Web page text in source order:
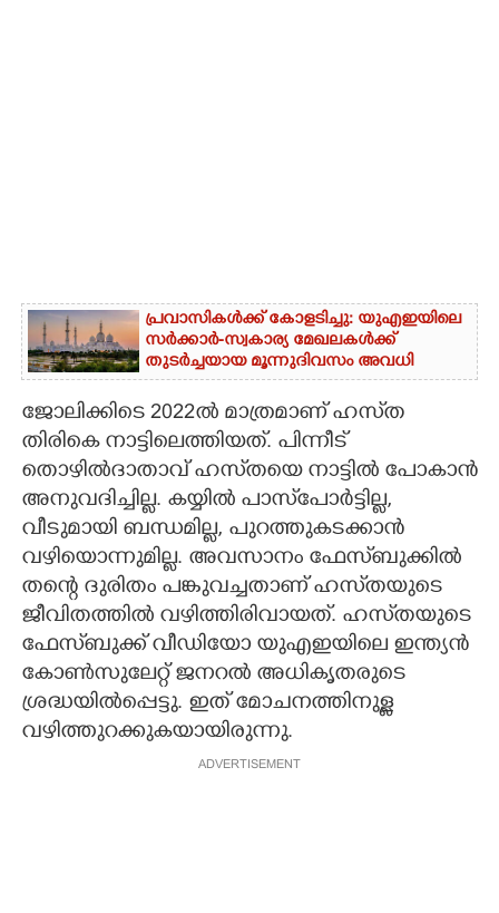
പ്രവാസികൾക്ക് കോളടിച്ചു: യുഎഇയിലെ
സർക്കാർ-സ്വകാര്യ മേഖലകൾക്ക്
തുടർച്ചയായ മൂന്നുദിവസം അവധി
ജോലിക്കിടെ 2022ൽ മാത്രമാണ് ഹസ്‌ത
തിരികെ നാട്ടിലെത്തിയത്. പിന്നീട്
തൊഴിൽദാതാവ് ഹസ്‌തയെ നാട്ടിൽ പോകാൻ
അനുവദിച്ചില്ല. കയ്യിൽ പാസ്‌പോർട്ടില്ല,
വീടുമായി ബന്ധമില്ല, പുറത്തുകടക്കാൻ
വഴിയൊന്നുമില്ല. അവസാനം ഫേസ്‌ബുക്കിൽ
തന്റെ ദുരിതം പങ്കുവച്ചതാണ് ഹസ്‌തയുടെ
ജീവിതത്തിൽ വഴിത്തിരിവായത്. ഹസ്‌തയുടെ
ഫേസ്‌ബുക്ക് വീഡിയോ യുഎഇയിലെ ഇന്ത്യൻ
കോൺസുലേറ്റ് ജനറൽ അധികൃതരുടെ
ശ്രദ്ധയിൽപ്പെട്ടു. ഇത് മോചനത്തിനുള്ള
വഴിത്തുറക്കുകയായിരുന്നു.
ADVERTISEMENT